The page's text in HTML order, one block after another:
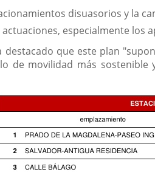
disuasorios y la
especialmente los
que este plan
de movilidad más